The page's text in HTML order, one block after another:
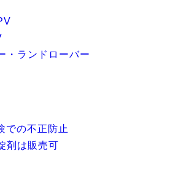
・ランドローバー
での不正防止
剤は販売可